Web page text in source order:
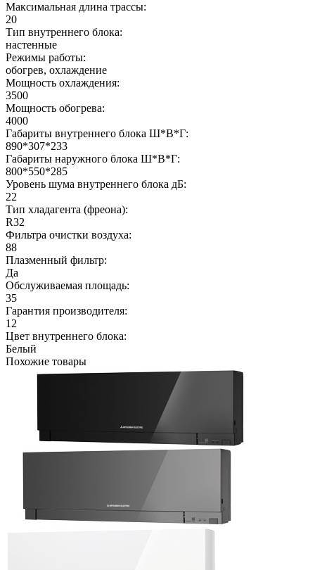
Максимальная длина трассы:
20
Тип внутреннего блока:
настенные
Режимы работы:
обогрев, охлаждение
Мощность охлаждения:
3500
Мощность обогрева:
4000
Габариты внутреннего блока Ш*В*Г:
890*307*233
Габариты наружного блока Ш*В*Г:
800*550*285
Уровень шума внутреннего блока дБ:
22
Тип хладагента (фреона):
R32
Фильтра очистки воздуха:
88
Плазменный фильтр:
Да
Обслуживаемая площадь:
35
Гарантия производителя:
12
Цвет внутреннего блока:
Белый
Похожие товары